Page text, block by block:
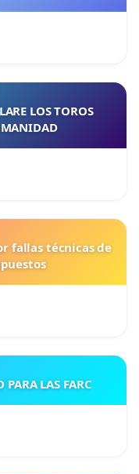
LOS TOROS
fallas técnicas de
LAS FARC